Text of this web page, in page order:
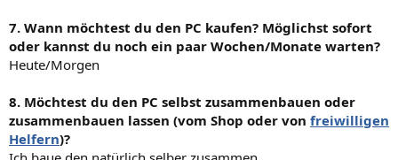
7. Wann möchtest du den PC kaufen? Möglichst sofort
oder kannst du noch ein paar Wochen/Monate warten?
Heute/Morgen
8. Möchtest du den PC selbst zusammenbauen oder
zusammenbauen lassen (vom Shop oder von freiwilligen
Helfern)?